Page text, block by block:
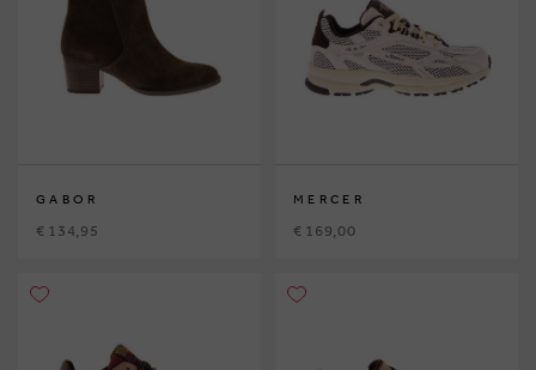
GABOR
€ 134,95
MERCER
€ 169,00